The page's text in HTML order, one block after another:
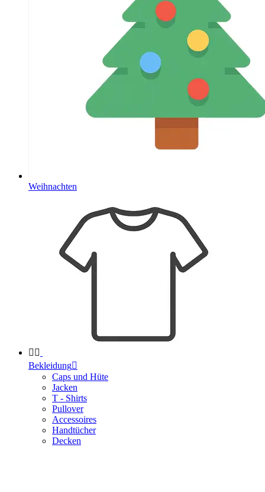
Weihnachten
 
Bekleidung
Caps und Hüte
Jacken
T - Shirts
Pullover
Accessoires
Handtücher
Decken